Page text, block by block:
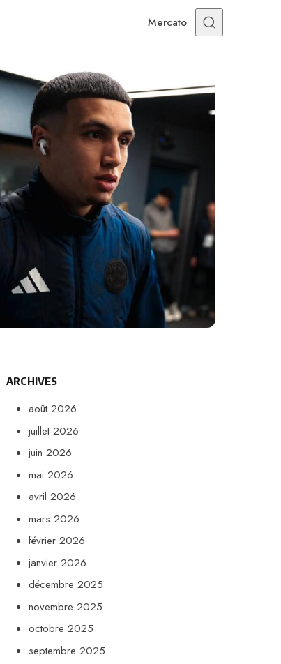
Mercato
ARCHIVES
août 2026
juillet 2026
juin 2026
mai 2026
avril 2026
mars 2026
février 2026
janvier 2026
décembre 2025
novembre 2025
octobre 2025
septembre 2025